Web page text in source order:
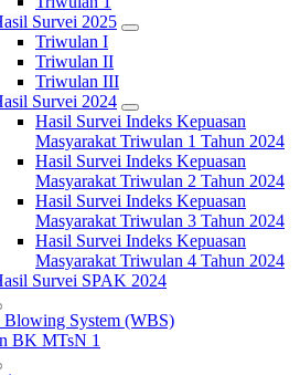
Survei 2025
Triwulan I
Triwulan II
Triwulan III
Survei 2024
Hasil Survei Indeks Kepuasan
Masyarakat Triwulan 1 Tahun 2024
Hasil Survei Indeks Kepuasan
Masyarakat Triwulan 2 Tahun 2024
Hasil Survei Indeks Kepuasan
Masyarakat Triwulan 3 Tahun 2024
Hasil Survei Indeks Kepuasan
Masyarakat Triwulan 4 Tahun 2024
Survei SPAK 2024
Blowing System (WBS)
BK MTsN 1